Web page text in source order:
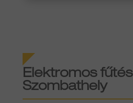
Elektromos fűtés
Szombathely